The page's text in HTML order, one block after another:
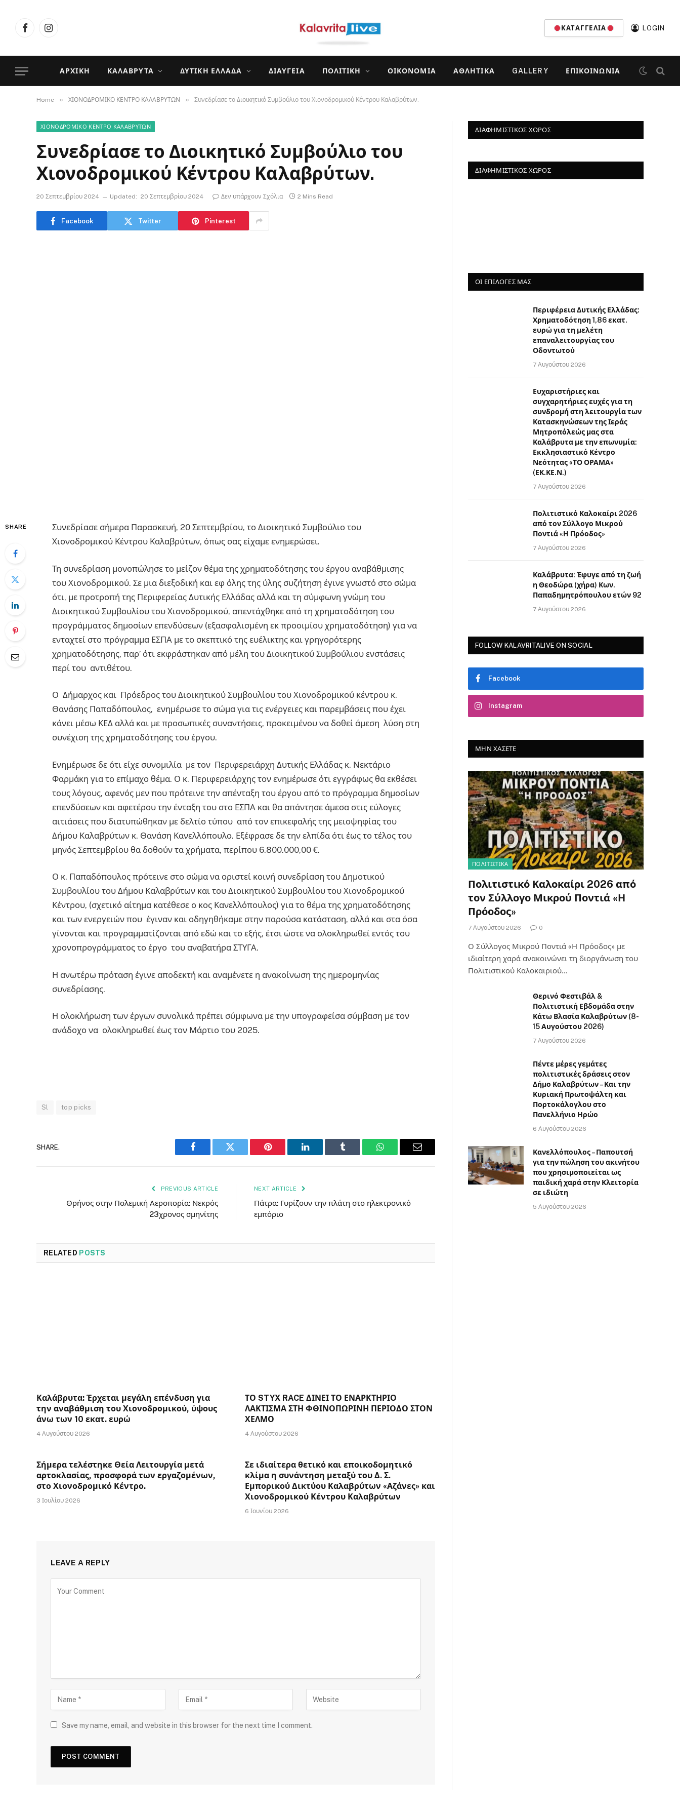
FacebookInstagram
ΚΑΤΑΓΓΕΛΊΑ LOGIN
ΑΡΧΙΚΉ ΚΑΛΆΒΡΥΤΑ ΔΥΤΙΚΉ ΕΛΛΆΔΑ ΔΙΑΎΓΕΙΑ ΠΟΛΙΤΙΚΉ ΟΙΚΟΝΟΜΊΑ ΑΘΛΗΤΙΚΆ GALLERY ΕΠΙΚΟΙΝΩΝΊΑ
Home » ΧΙΟΝΟΔΡΟΜΙΚΟ ΚΕΝΤΡΟ ΚΑΛΑΒΡΥΤΩΝ » Συνεδρίασε το Διοικητικό Συμβούλιο του Χιονοδρομικού Κέντρου Καλαβρύτων.
ΧΙΟΝΟΔΡΟΜΙΚΟ ΚΕΝΤΡΟ ΚΑΛΑΒΡΥΤΩΝ
Συνεδρίασε το Διοικητικό Συμβούλιο του
Χιονοδρομικού Κέντρου Καλαβρύτων.
20 Σεπτεμβρίου 2024 Updated: 20 Σεπτεμβρίου 2024 Δεν υπάρχουν Σχόλια 2 Mins Read
Facebook Twitter Pinterest
SHARE
Συνεδρίασε σήμερα Παρασκευή, 20 Σεπτεμβρίου, το Διοικητικό Συμβούλιο του
Χιονοδρομικού Κέντρου Καλαβρύτων, όπως σας είχαμε ενημερώσει.
Τη συνεδρίαση μονοπώλησε το μείζον θέμα της χρηματοδότησης του έργου αναβάθμισης
του Χιονοδρομικού. Σε μια διεξοδική και εφ όλης της ύλης συζήτηση έγινε γνωστό στο σώμα
ότι, με προτροπή της Περιφερείας Δυτικής Ελλάδας αλλά και τη σύμφωνη γνώμη του
Διοικητικού Συμβουλίου του Χιονοδρομικού, απεντάχθηκε από τη χρηματοδότηση του
προγράμματος δημοσίων επενδύσεων (εξασφαλισμένη εκ προοιμίου χρηματοδότηση) για να
ενταχτεί στο πρόγραμμα ΕΣΠΑ με το σκεπτικό της ευέλικτης και γρηγορότερης
χρηματοδότησης, παρ’ ότι εκφράστηκαν από μέλη του Διοικητικού Συμβούλιου ενστάσεις
περί του αντιθέτου.
Ο Δήμαρχος και Πρόεδρος του Διοικητικού Συμβουλίου του Χιονοδρομικού κέντρου κ.
Θανάσης Παπαδόπουλος, ενημέρωσε το σώμα για τις ενέργειες και παρεμβάσεις που έχει
κάνει μέσω ΚΕΔ αλλά και με προσωπικές συναντήσεις, προκειμένου να δοθεί άμεση λύση στη
συνέχιση της χρηματοδότησης του έργου.
Ενημέρωσε δε ότι είχε συνομιλία με τον Περιφερειάρχη Δυτικής Ελλάδας κ. Νεκτάριο
Φαρμάκη για το επίμαχο θέμα. Ο κ. Περιφερειάρχης τον ενημέρωσε ότι εγγράφως θα εκθέσει
τους λόγους, αφενός μεν που πρότεινε την απένταξη του έργου από το πρόγραμμα δημοσίων
επενδύσεων και αφετέρου την ένταξη του στο ΕΣΠΑ και θα απάντησε άμεσα στις εύλογες
αιτιάσεις που διατυπώθηκαν με δελτίο τύπου από τον επικεφαλής της μειοψηφίας του
Δήμου Καλαβρύτων κ. Θανάση Κανελλόπουλο. Εξέφρασε δε την ελπίδα ότι έως το τέλος του
μηνός Σεπτεμβρίου θα δοθούν τα χρήματα, περίπου 6.800.000,00 €.
Ο κ. Παπαδόπουλος πρότεινε στο σώμα να οριστεί κοινή συνεδρίαση του Δημοτικού
Συμβουλίου του Δήμου Καλαβρύτων και του Διοικητικού Συμβουλίου του Χιονοδρομικού
Κέντρου, (σχετικό αίτημα κατέθεσε ο κος Κανελλόπουλος) για το θέμα της χρηματοδότησης
και των ενεργειών που έγιναν και οδηγηθήκαμε στην παρούσα κατάσταση, αλλά και στα όσα
γίνονται και προγραμματίζονται από εδώ και το εξής, έτσι ώστε να ολοκληρωθεί εντός του
χρονοπρογράμματος το έργο του αναβατήρα ΣΤΥΓΑ.
Η ανωτέρω πρόταση έγινε αποδεκτή και αναμένετε η ανακοίνωση της ημερομηνίας
συνεδρίασης.
Η ολοκλήρωση των έργων συνολικά πρέπει σύμφωνα με την υπογραφείσα σύμβαση με τον
ανάδοχο να ολοκληρωθεί έως τον Μάρτιο του 2025.
Sl top picks
SHARE.
Facebook Twitter Pinterest LinkedIn Tumblr WhatsAppEmail
PREVIOUS ARTICLE
Θρήνος στην Πολεμική Αεροπορία: Νεκρός
23χρονος σμηνίτης
NEXT ARTICLE
Πάτρα: Γυρίζουν την πλάτη στο ηλεκτρονικό
εμπόριο
RELATED POSTS
Καλάβρυτα: Έρχεται μεγάλη επένδυση για
την αναβάθμιση του Χιονοδρομικού, ύψους
άνω των 10 εκατ. ευρώ
4 Αυγούστου 2026
ΤΟ STYX RACE ΔΙΝΕΙ ΤΟ ΕΝΑΡΚΤΗΡΙΟ
ΛΑΚΤΙΣΜΑ ΣΤΗ ΦΘΙΝΟΠΩΡΙΝΗ ΠΕΡΙΟΔΟ ΣΤΟΝ
ΧΕΛΜΟ
4 Αυγούστου 2026
Σήμερα τελέστηκε Θεία Λειτουργία μετά
αρτοκλασίας, προσφορά των εργαζομένων,
στο Χιονοδρομικό Κέντρο.
3 Ιουλίου 2026
Σε ιδιαίτερα θετικό και εποικοδομητικό
κλίμα η συνάντηση μεταξύ του Δ. Σ.
Εμπορικού Δικτύου Καλαβρύτων «Αζάνες» και
Χιονοδρομικού Κέντρου Καλαβρύτων
6 Ιουνίου 2026
LEAVE A REPLY
Save my name, email, and website in this browser for the next time I comment.
ΔΙΑΦΗΜΙΣΤΙΚΌΣ ΧΏΡΟΣ
ΔΙΑΦΗΜΙΣΤΙΚΌΣ ΧΏΡΟΣ
ΟΙ ΕΠΙΛΟΓΈΣ ΜΑΣ
Περιφέρεια Δυτικής Ελλάδας:
Χρηματοδότηση 1,86 εκατ.
ευρώ για τη μελέτη
επαναλειτουργίας του
Οδοντωτού
7 Αυγούστου 2026
Ευχαριστήριες και
συγχαρητήριες ευχές για τη
συνδρομή στη λειτουργία των
Κατασκηνώσεων της Ιεράς
Μητροπόλεώς μας στα
Καλάβρυτα με την επωνυμία:
Εκκλησιαστικό Κέντρο
Νεότητας «ΤΟ ΟΡΑΜΑ»
(ΕΚ.ΚΕ.Ν.)
7 Αυγούστου 2026
Πολιτιστικό Καλοκαίρι 2026
από τον Σύλλογο Μικρού
Ποντιά «Η Πρόοδος»
7 Αυγούστου 2026
Καλάβρυτα: Έφυγε από τη ζωή
η Θεοδώρα (χήρα) Κων.
Παπαδημητρόπουλου ετών 92
7 Αυγούστου 2026
FOLLOW KALAVRITALIVE ON SOCIAL
Facebook
Instagram
ΜΗΝ ΧΆΣΕΤΕ
ΠΟΛΙΤΙΣΤΙΚΑ
Πολιτιστικό Καλοκαίρι 2026 από
τον Σύλλογο Μικρού Ποντιά «Η
Πρόοδος»
7 Αυγούστου 2026 0
Ο Σύλλογος Μικρού Ποντιά «Η Πρόοδος» με
ιδιαίτερη χαρά ανακοινώνει τη διοργάνωση του
Πολιτιστικού Καλοκαιριού…
Θερινό Φεστιβάλ &
Πολιτιστική Εβδομάδα στην
Κάτω Βλασία Καλαβρύτων (8-
15 Αυγούστου 2026)
7 Αυγούστου 2026
Πέντε μέρες γεμάτες
πολιτιστικές δράσεις στον
Δήμο Καλαβρύτων – Και την
Κυριακή Πρωτοψάλτη και
Πορτοκάλογλου στο
Πανελλήνιο Ηρώο
6 Αυγούστου 2026
Κανελλόπουλος – Παπουτσή
για την πώληση του ακινήτου
που χρησιμοποιείται ως
παιδική χαρά στην Κλειτορία
σε ιδιώτη
5 Αυγούστου 2026